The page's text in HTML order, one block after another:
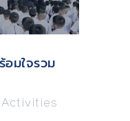
มใจรวม
Activities